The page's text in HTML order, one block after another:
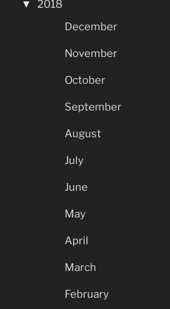
2018
December
November
October
September
August
July
June
May
April
March
February